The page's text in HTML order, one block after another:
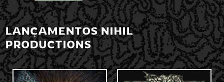
LANÇAMENTOS NIHIL
PRODUCTIONS